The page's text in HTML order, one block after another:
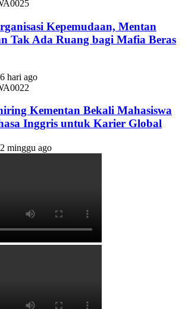
Kepemudaan, Mentan
Tak Ada Ruang bagi Mafia Beras
hari ago
Kementan Bekali Mahasiswa
Inggris untuk Karier Global
minggu ago